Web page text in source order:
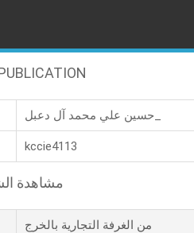
kccie4113
مشاهدة
من الغرفة التجارية بالخرج